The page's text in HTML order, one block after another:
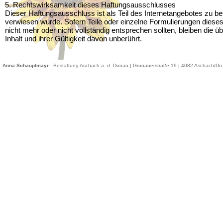
5. Rechtswirksamkeit dieses Haftungsausschlusses
Dieser Haftungsausschluss ist als Teil des Internetangebotes zu
verwiesen wurde. Sofern Teile oder einzelne Formulierungen
nicht mehr oder nicht vollständig entsprechen sollten, bleiben die
Inhalt und ihrer Gültigkeit davon unberührt.
Anna Schauptmayr- Bestattung Aschach a. d. Donau | Grünauerstraße 19 | 4082 Aschach/